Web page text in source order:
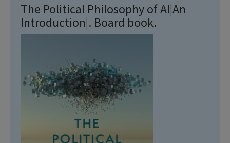
The Political Philosophy of AI|An
Introduction|. Board book.